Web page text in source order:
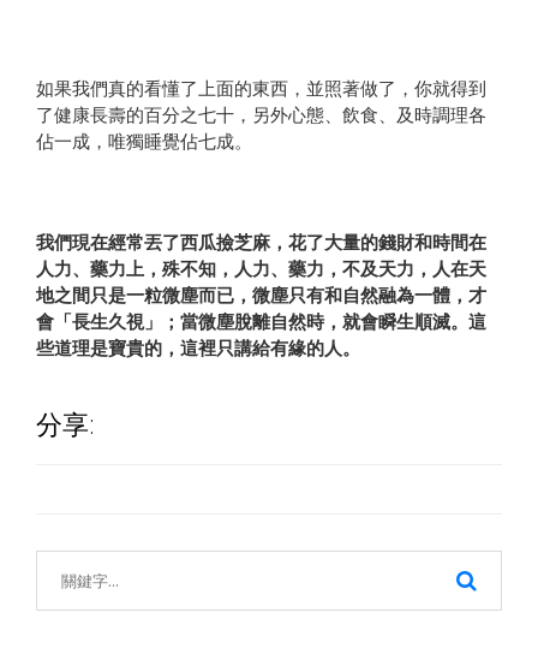
如果我們真的看懂了上面的東西，並照著做了，你就得到
了健康長壽的百分之七十，另外心態、飲食、及時調理各
佔一成，唯獨睡覺佔七成。
我們現在經常丟了西瓜撿芝麻，花了大量的錢財和時間在
人力、藥力上，殊不知，人力、藥力，不及天力，人在天
地之間只是一粒微塵而已，微塵只有和自然融為一體，才
會「長生久視」；當微塵脫離自然時，就會瞬生順滅。這
些道理是寶貴的，這裡只講給有緣的人。
分享: